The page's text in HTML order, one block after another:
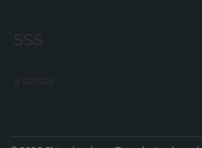
sss
a szsszs